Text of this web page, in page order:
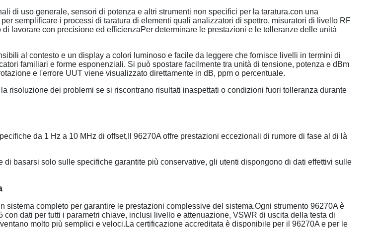
di uso generale, sensori di potenza e altri strumenti non specifici per la taratura.con una
semplificare i processi di taratura di elementi quali analizzatori di spettro, misuratori di livello RF
lavorare con precisione ed efficienzaPer determinare le prestazioni e le tolleranze delle unità
al contesto e un display a colori luminoso e facile da leggere che fornisce livelli in termini di
familiari e forme esponenziali. Si può spostare facilmente tra unità di tensione, potenza e dBm
e l'errore UUT viene visualizzato direttamente in dB, ppm o percentuale.
risoluzione dei problemi se si riscontrano risultati inaspettati o condizioni fuori tolleranza durante
da 1 Hz a 10 MHz di offset,Il 96270A offre prestazioni eccezionali di rumore di fase al di là
di basarsi solo sulle specifiche garantite più conservative, gli utenti dispongono di dati effettivi sulle
sistema completo per garantire le prestazioni complessive del sistema.Ogni strumento 96270A è
dati per tutti i parametri chiave, inclusi livello e attenuazione, VSWR di uscita della testa di
molto più semplici e veloci.La certificazione accreditata è disponibile per il 96270A e per le